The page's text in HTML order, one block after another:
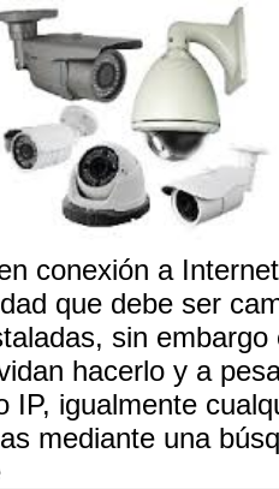
conexión a
que debe ser
sin
hacerlo y a
IP, igualmente
mediante una